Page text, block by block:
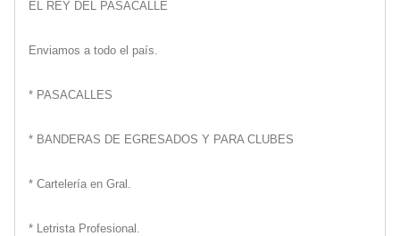
EL REY DEL PASACALLE
Enviamos a todo el país.
* PASACALLES
* BANDERAS DE EGRESADOS Y PARA CLUBES
* Cartelería en Gral.
* Letrista Profesional.